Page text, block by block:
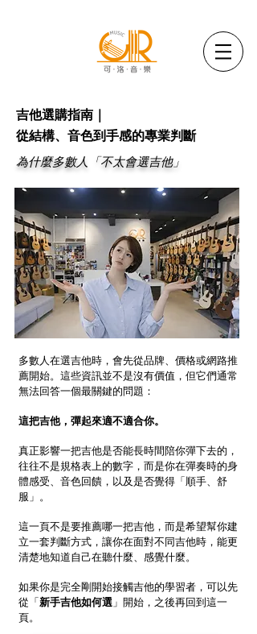
吉他選購指南｜
從結構、音色到手感的專業判斷
為什麼多數人「不太會選吉他」
多數人在選吉他時，會先從品牌、價格或網路推
薦開始。 這些資訊並不是沒有價值，但它們通常
無法回答一個最關鍵的問題：
這把吉他，彈起來適不適合你。
真正影響一把吉他是否能長時間陪你彈下去的，
往往不是規格表上的數字，而是你在彈奏時的身
體感受、音色回饋，以及是否覺得「順手、舒
服」。
這一頁不是要推薦哪一把吉他，而是希望幫你建
立一套判斷方式，讓你在面對不同吉他時，能更
清楚地知道自己在聽什麼、感覺什麼。
如果你是完全剛開始接觸吉他的學習者，可以先
從 「新手吉他如何選 」開始，之後再回到這一
頁。